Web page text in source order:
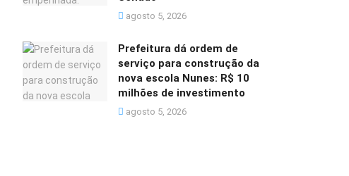
agosto 5, 2026
Prefeitura dá ordem de
serviço para construção da
nova escola Nunes: R$ 10
milhões de investimento
agosto 5, 2026